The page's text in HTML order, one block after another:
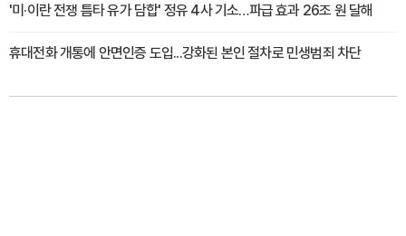
'미·이란 전쟁 틈타 유가 담합' 정유 4사 기소…파급 효과 26조 원 달해
휴대전화 개통에 안면인증 도입...강화된 본인 절차로 민생범죄 차단